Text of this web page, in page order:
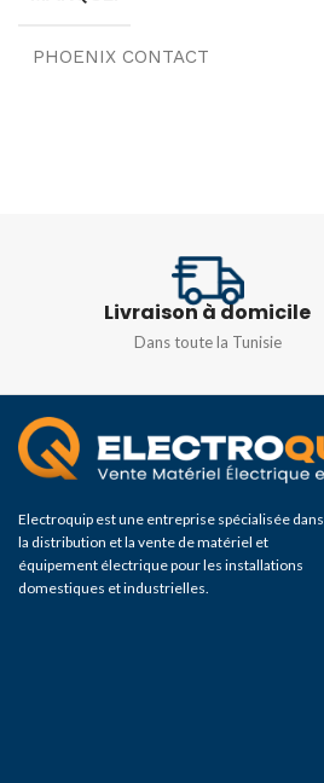
PHOENIX CONTACT
UTTB 2,5, UTTB 4
Livraison à domicile
Dans toute la Tunisie
Electroquip est une entreprise spécialisée dans
la distribution et la vente de matériel et
équipement électrique pour les installations
domestiques et industrielles.